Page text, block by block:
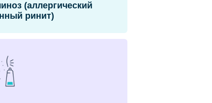
(аллергический
ринит)